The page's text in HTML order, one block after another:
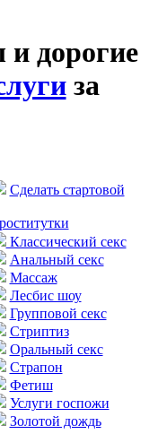
дорогие
за
Сделать стартовой
Классический секс
Анальный секс
Массаж
Лесбис шоу
Групповой секс
Стриптиз
Оральный секс
Страпон
Фетиш
Услуги госпожи
Золотой дождь